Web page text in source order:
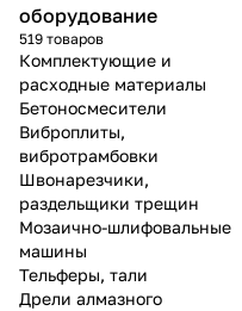
оборудование
519 товаров
Комплектующие и
расходные материалы
Бетоносмесители
Виброплиты,
вибротрамбовки
Швонарезчики,
раздельщики трещин
Мозаично-шлифовальные
машины
Тельферы, тали
Дрели алмазного